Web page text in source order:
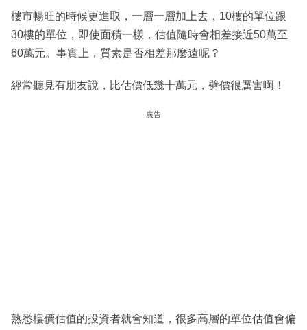
樓市暢旺的時候更進取，一層一層加上去，10樓的單位跟
30樓的單位，即使面積一樣，估值隨時會相差接近50萬至
60萬元。事實上，質素是否相差那麼遠呢？
經常聽見有朋友說，比估價低幾十萬元，劈價很厲害啊！
廣告
熟悉樓價估值的投資者就會知道，很多高層的單位估值會偏